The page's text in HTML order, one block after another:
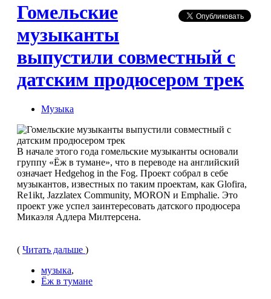
Гомельские
музыканты
выпустили совместный с
датским продюсером трек
Музыка
В начале этого года гомельские музыканты основали
группу «Ёж в тумане», что в переводе на английский
означает Hedgehog in the Fog. Проект собрал в себе
музыкантов, известных по таким проектам, как Glofira,
Re1ikt, Jazzlatex Community, MORON и Emphalie. Это
проект уже успел заинтересовать датского продюсера
Микаэля Адлера Милтерсена.
( Читать дальше )
музыка,
Ёж в тумане